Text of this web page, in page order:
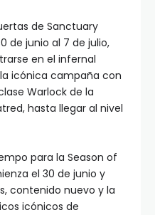
de Sanctuary
de junio al 7 de julio,
en el infernal
icónica campaña con
Warlock de la
hasta llegar al nivel
para la Season of
el 30 de junio y
contenido nuevo y la
icónicos de